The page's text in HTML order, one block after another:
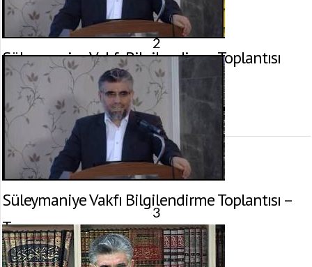
Süleymaniye Vakfı Bilgilendirme Toplantısı
22 Haziran 2014 tarihinde yayınlandı.
Gösterim:
3.364
görüntülenme
2
Süleymaniye Vakfı Bilgilendirme Toplantısı –
Tamamı
22 Haziran 2014 tarihinde yayınlandı.
3